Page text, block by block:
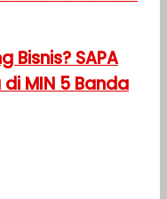
Bisnis? SAPA
MIN 5 Banda